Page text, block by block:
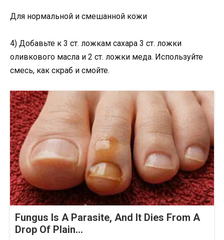
Для нормальной и смешанной кожи
4) Добавьте к 3 ст. ложкам сахара 3 ст. ложки
оливкового масла и 2 ст. ложки меда. Используйте
смесь, как скраб и смойте.
Fungus Is A Parasite, And It Dies From A
Drop Of Plain...